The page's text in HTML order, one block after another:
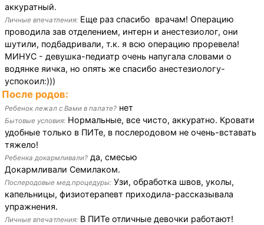
аккуратный.
Личные впечатления: Еще раз спасибо врачам! Операцию
проводила зав отделением, интерн и анестезиолог, они
шутили, подбадривали, т.к. я всю операцию проревела!
МИНУС - девушка-педиатр очень напугала словами о
водянке яичка, но опять же спасибо анестезиологу-
успокоил:)))
После родов:
Ребенок лежал с Вами в палате? нет
Бытовые условия: Нормальные, все чисто, аккуратно. Кровати
удобные только в ПИТе, в послеродовом не очень-вставать
тяжело!
Ребенка докармливали? да, смесью
Докармливали Семилаком.
Послеродовые мед.процедуры: Узи, обработка швов, уколы,
капельницы, физиотерапевт приходила-рассказывала
упражнения.
Личные впечатления: В ПИТе отличные девочки работают!